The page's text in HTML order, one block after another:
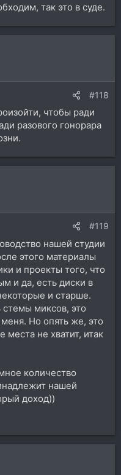
так это в суде.
#118
чтобы ради
разового гонорара
#119
нашей студии
этого материалы
и проекты того, что
и да, есть диски в
и старше.
миксов, это
Но опять же, это
не хватит, итак
количество
нашей
доход))